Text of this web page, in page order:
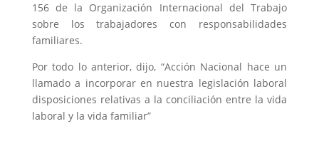
156 de la Organización Internacional del Trabajo
sobre los trabajadores con responsabilidades
familiares.
Por todo lo anterior, dijo, “Acción Nacional hace un
llamado a incorporar en nuestra legislación laboral
disposiciones relativas a la conciliación entre la vida
laboral y la vida familiar”